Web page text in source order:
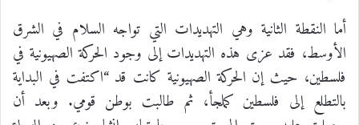
أما النقطة الثانية وهي التهديدات التي تواجه السلام في الشرق
الأوسط، فقد عزى هذه التهديدات إلى وجود الحركة الصهيونية في
فلسطين، حيث إن الحركة الصهيونية كانت قد “اكتفت في البداية
بالتطلع إلى فلسطين كملجأ، ثم طالبت بوطن قومي. وبعد أن